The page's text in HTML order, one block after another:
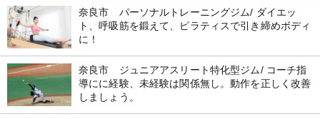
奈良市 パーソナルトレーニングジム/ ダイエッ
ト、呼吸筋を鍛えて、ピラティスで引き締めボディ
に！
奈良市 ジュニアアスリート特化型ジム/ コーチ指
導にに経験、未経験は関係無し。動作を正しく改善
しましょう。